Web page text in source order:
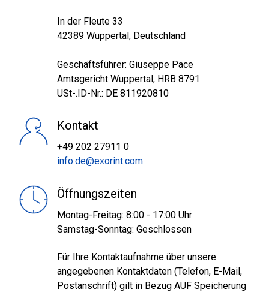
In der Fleute 33
42389 Wuppertal, Deutschland
Geschäftsführer: Giuseppe Pace
Amtsgericht Wuppertal, HRB 8791
USt-.ID-Nr.: DE 811920810
Kontakt
+49 202 27911 0
info.de@exorint.com
Öffnungszeiten
Montag-Freitag: 8:00 - 17:00 Uhr
Samstag-Sonntag: Geschlossen
Für Ihre Kontaktaufnahme über unsere
angegebenen Kontaktdaten (Telefon, E-Mail,
Postanschrift) gilt in Bezug AUF Speicherung